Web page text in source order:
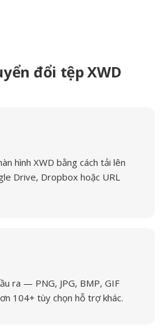
đổi tệp XWD
hình XWD bằng cách tải lên
Drive, Dropbox hoặc URL
ra — PNG, JPG, BMP, GIF
104+ tùy chọn hỗ trợ khác.